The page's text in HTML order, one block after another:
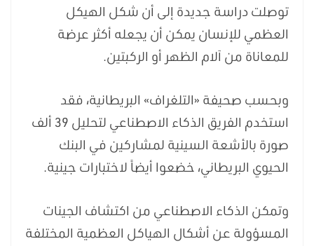
توصلت دراسة جديدة إلى أن شكل الهيكل
العظمي للإنسان يمكن أن يجعله أكثر عرضة
للمعاناة من آلام الظهر أو الركبتين.
وبحسب صحيفة «التلغراف» البريطانية، فقد
استخدم الفريق الذكاء الاصطناعي لتحليل 39 ألف
صورة بالأشعة السينية لمشاركين في البنك
الحيوي البريطاني، خضعوا أيضاً لاختبارات جينية.
وتمكن الذكاء الاصطناعي من اكتشاف الجينات
المسؤولة عن أشكال الهياكل العظمية المختلفة